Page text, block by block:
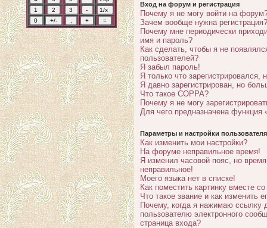
Вход на форум и регистрация
Почему я не могу войти на
Зачем вообще нужна регистрация?
Почему мне периодически
имя и пароль?
Как сделать, чтобы я не
пользователей?
Я забыл пароль!
Я только что зарегистрировался,
Я давно зарегистрирован, но
Что такое COPPA?
Почему я не могу
Для чего предназначена функция
Параметры и настройки пользователя
Как изменить мои настройки?
На форуме неправильное время!
Я изменил часовой пояс, но
неправильное!
Моего языка нет в списке!
Как поместить картинку вместе
Что такое звание и как изменить
Почему, когда я нажимаю ссылку
пользователю электронного
страница входа?